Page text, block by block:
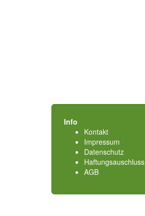
Info
Kontakt
Impressum
Datenschutz
Haftungsauschluss
AGB